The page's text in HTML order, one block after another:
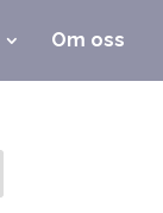
Om oss